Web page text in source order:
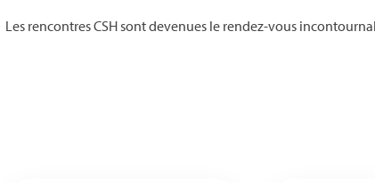
Les rencontres CSH sont devenues le rendez-vous